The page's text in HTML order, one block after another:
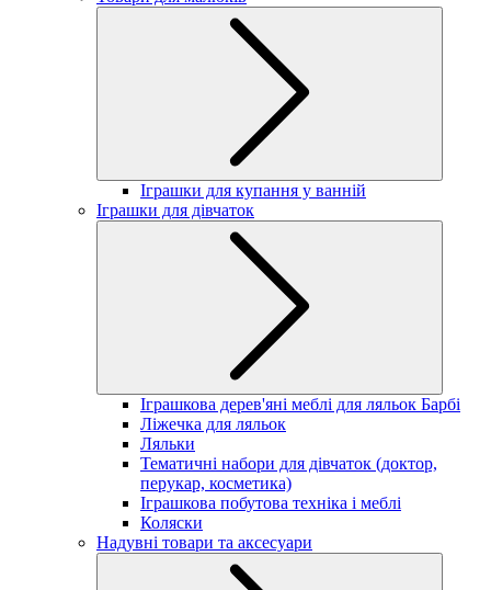
Іграшки для купання у ванній
Іграшки для дівчаток
Іграшкова дерев'яні меблі для ляльок Барбі
Ліжечка для ляльок
Ляльки
Тематичні набори для дівчаток (доктор,
перукар, косметика)
Іграшкова побутова техніка і меблі
Коляски
Надувні товари та аксесуари